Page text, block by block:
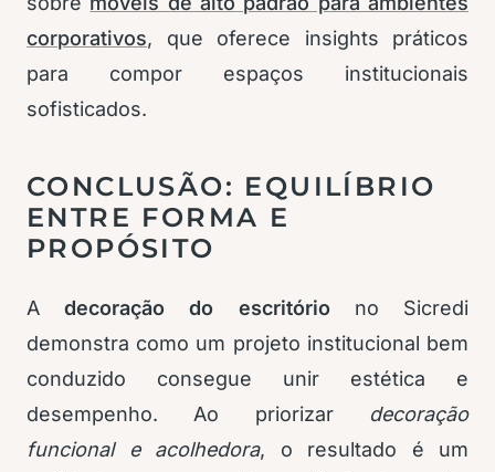
corporativos, que oferece insights práticos
para compor espaços institucionais
sofisticados.
CONCLUSÃO: EQUILÍBRIO
ENTRE FORMA E
PROPÓSITO
Adecoração do escritóriono Sicredi
demonstra como um projeto institucional bem
conduzido consegue unir estética e
desempenho. Ao priorizar decoração
funcional e acolhedora, o resultado é um